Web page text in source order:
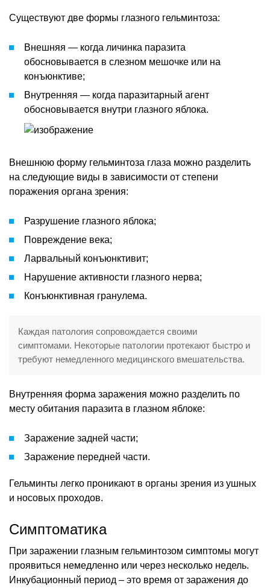
Существуют две формы глазного гельминтоза:
Внешняя — когда личинка паразита
обосновывается в слезном мешочке или на
конъюнктиве;
Внутренняя — когда паразитарный агент
обосновывается внутри глазного яблока.
Внешнюю форму гельминтоза глаза можно разделить
на следующие виды в зависимости от степени
поражения органа зрения:
Разрушение глазного яблока;
Повреждение века;
Ларвальный конъюнктивит;
Нарушение активности глазного нерва;
Конъюнктивная гранулема.
Каждая патология сопровождается своими
симптомами. Некоторые патологии протекают быстро и
требуют немедленного медицинского вмешательства.
Внутренняя форма заражения можно разделить по
месту обитания паразита в глазном яблоке:
Заражение задней части;
Заражение передней части.
Гельминты легко проникают в органы зрения из ушных
и носовых проходов.
Симптоматика
При заражении глазным гельминтозом симптомы могут
проявиться немедленно или через несколько недель.
Инкубационный период – это время от заражения до